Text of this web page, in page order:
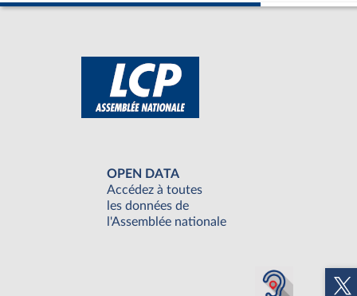
OPEN DATA
Accédez à toutes
les données de
l'Assemblée nationale